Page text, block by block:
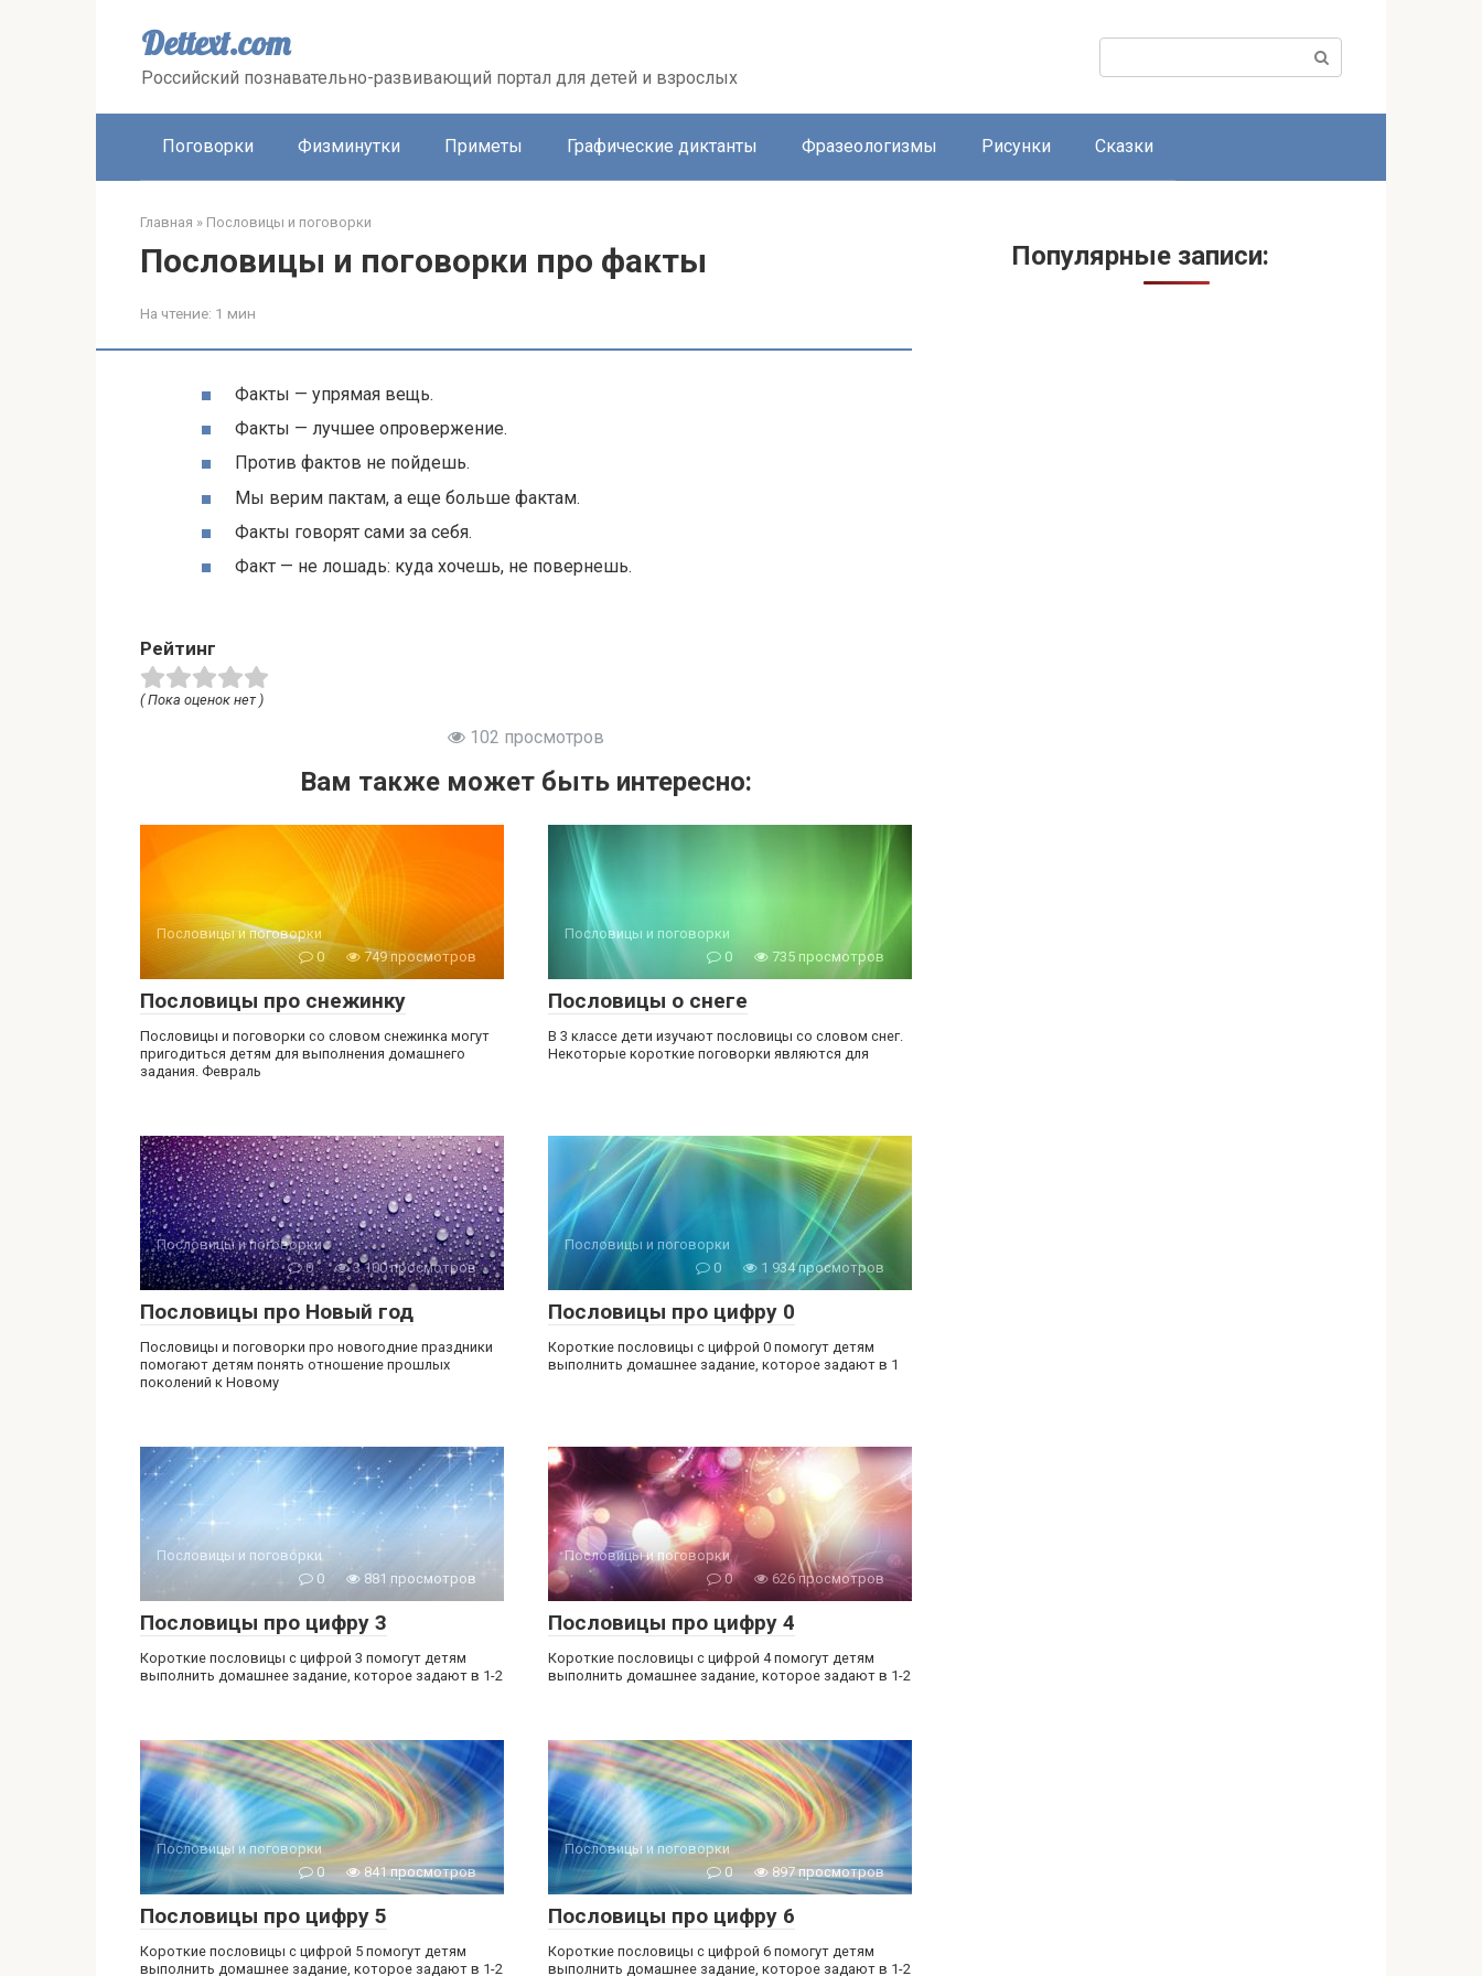
Dettext.com
Российский познавательно-развивающий портал для детей и взрослых
Поиск:
Поговорки Физминутки Приметы Графические диктанты Фразеологизмы Рисунки Сказки
Главная » Пословицы и поговорки
Пословицы и поговорки про факты
На чтение: 1 мин
Факты — упрямая вещь.
Факты — лучшее опровержение.
Против фактов не пойдешь.
Мы верим пактам, а еще больше фактам.
Факты говорят сами за себя.
Факт — не лошадь: куда хочешь, не повернешь.
Рейтинг
( Пока оценок нет )
102 просмотров
Вам также может быть интересно:
Пословицы и поговорки
0
749 просмотров
Пословицы про снежинку
Пословицы и поговорки со словом снежинка могут
пригодиться детям для выполнения домашнего
задания. Февраль
Пословицы и поговорки
0
735 просмотров
Пословицы о снеге
В 3 классе дети изучают пословицы со словом снег.
Некоторые короткие поговорки являются для
Пословицы и поговорки
0
3 100 просмотров
Пословицы про Новый год
Пословицы и поговорки про новогодние праздники
помогают детям понять отношение прошлых
поколений к Новому
Пословицы и поговорки
0
1 934 просмотров
Пословицы про цифру 0
Короткие пословицы с цифрой 0 помогут детям
выполнить домашнее задание, которое задают в 1
Пословицы и поговорки
0
881 просмотров
Пословицы про цифру 3
Короткие пословицы с цифрой 3 помогут детям
выполнить домашнее задание, которое задают в 1-2
Пословицы и поговорки
0
626 просмотров
Пословицы про цифру 4
Короткие пословицы с цифрой 4 помогут детям
выполнить домашнее задание, которое задают в 1-2
Пословицы и поговорки
0
841 просмотров
Пословицы про цифру 5
Короткие пословицы с цифрой 5 помогут детям
выполнить домашнее задание, которое задают в 1-2
Пословицы и поговорки
0
897 просмотров
Пословицы про цифру 6
Короткие пословицы с цифрой 6 помогут детям
выполнить домашнее задание, которое задают в 1-2
Популярные записи: